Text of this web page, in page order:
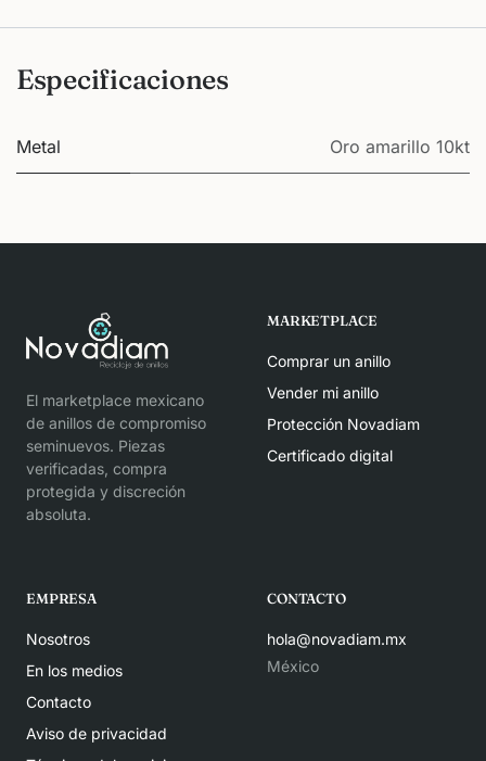
Especificaciones
Metal Oro amarillo 10kt
El marketplace mexicano
de anillos de compromiso
seminuevos. Piezas
verificadas, compra
protegida y discreción
absoluta.
MARKETPLACE
Comprar un anillo
Vender mi anillo
Protección Novadiam
Certificado digital
EMPRESA
Nosotros
En los medios
Contacto
Aviso de privacidad
CONTACTO
hola@novadiam.mx
México